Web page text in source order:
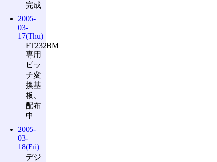
完成
2005-
03-
17(Thu)
FT232BM
専用
ピッ
チ変
換基
板、
配布
中
2005-
03-
18(Fri)
デジ